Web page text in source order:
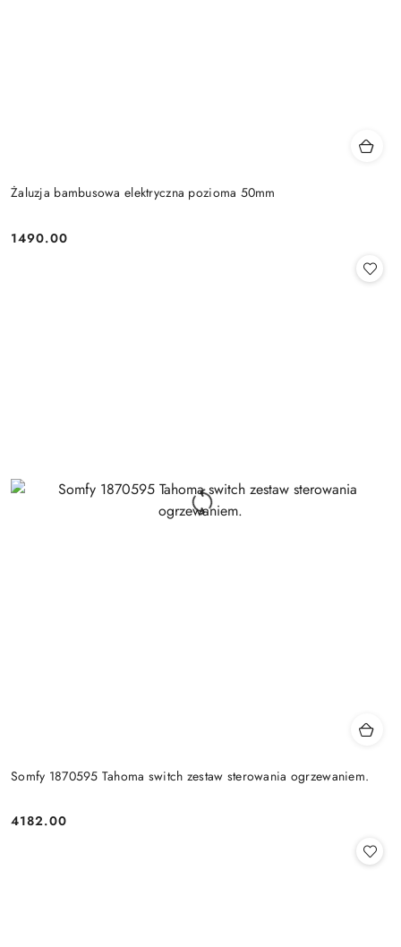
Żaluzja bambusowa elektryczna pozioma 50mm
Cena:
1490.00
Somfy 1870595 Tahoma switch zestaw sterowania ogrzewaniem.
Cena:
4182.00